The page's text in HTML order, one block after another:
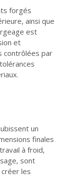
forgés
ainsi que
est
et
contrôlées par
un
finales
à froid,
sont
les